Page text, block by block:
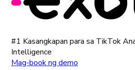
#1 Kasangkapan para sa TikTok
Intelligence
Mag-book ng demo